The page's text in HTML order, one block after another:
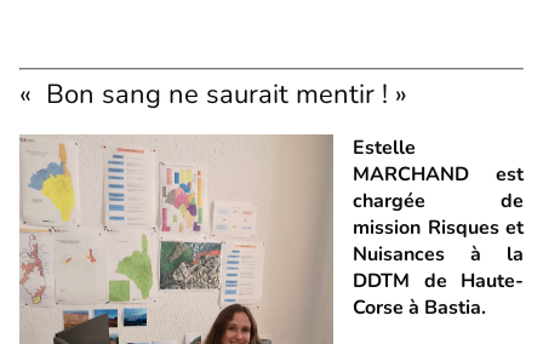
« Bon sang ne saurait mentir ! »
Estelle
MARCHAND est
chargée de
mission Risques et
Nuisances à la
DDTM de Haute-
Corse à Bastia.